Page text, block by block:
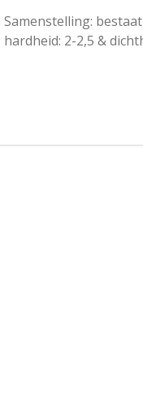
Samenstelling:
hardheid: 2-2,5 &